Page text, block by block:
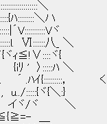
＼
＼ハ
ヾ
八_ ＼
ヾ{
:::::ﾊ ＼
くっ！ 僕
ヾ{＼:}
ヾ ＼
＿